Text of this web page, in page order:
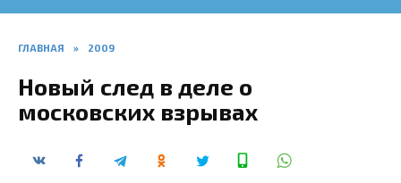
ГЛАВНАЯ » 2009
Новый след в деле о
московских взрывах